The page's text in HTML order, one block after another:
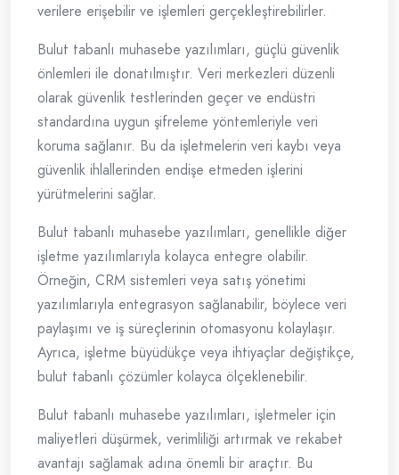
verilere erişebilir ve işlemleri gerçekleştirebilirler.
Bulut tabanlı muhasebe yazılımları, güçlü güvenlik
önlemleri ile donatılmıştır. Veri merkezleri düzenli
olarak güvenlik testlerinden geçer ve endüstri
standardına uygun şifreleme yöntemleriyle veri
koruma sağlanır. Bu da işletmelerin veri kaybı veya
güvenlik ihlallerinden endişe etmeden işlerini
yürütmelerini sağlar.
Bulut tabanlı muhasebe yazılımları, genellikle diğer
işletme yazılımlarıyla kolayca entegre olabilir.
Örneğin, CRM sistemleri veya satış yönetimi
yazılımlarıyla entegrasyon sağlanabilir, böylece veri
paylaşımı ve iş süreçlerinin otomasyonu kolaylaşır.
Ayrıca, işletme büyüdükçe veya ihtiyaçlar değiştikçe,
bulut tabanlı çözümler kolayca ölçeklenebilir.
Bulut tabanlı muhasebe yazılımları, işletmeler için
maliyetleri düşürmek, verimliliği artırmak ve rekabet
avantajı sağlamak adına önemli bir araçtır. Bu